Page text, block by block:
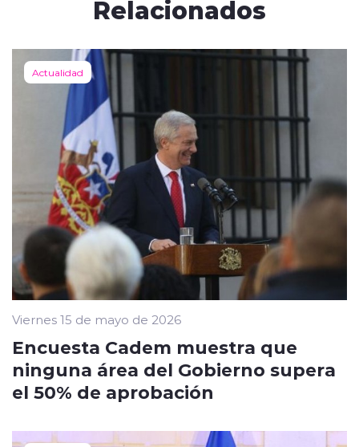
Relacionados
Actualidad
Viernes 15 de mayo de 2026
Encuesta Cadem muestra que
ninguna área del Gobierno supera
el 50% de aprobación